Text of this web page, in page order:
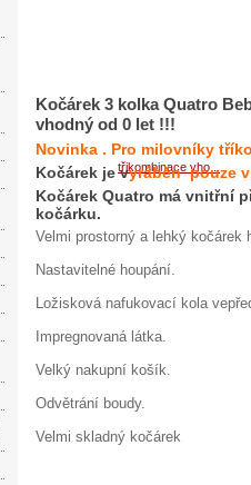
Kočárek 3 kolka Quatro
vhodný od 0 let !!!
Novinka . Pro milovníky
Kočárek je vyráběn pouze
Kočárek Quatro má vnitřní
kočárku.
Velmi prostorný a lehký kočárek
Nastavitelné houpání.
Ložisková nafukovací kola
Impregnovaná látka.
Velký nakupní košík.
Odvětrání boudy.
Velmi skladný kočárek